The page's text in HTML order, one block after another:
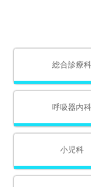
総合診療科
呼吸器内科
小児科